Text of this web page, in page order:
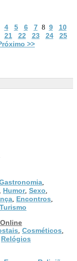
4 5 6 78 9
10
21 22 23 24
25
>>
Humor, Sexo
Encontros
Turismo
Cosméticos
Relógios